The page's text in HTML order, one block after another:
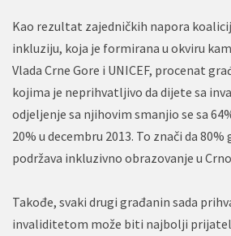
Kao rezultat zajedničkih napora
inkluziju, koja je formirana u okviru
Vlada Crne Gore i UNICEF, procenat
kojima je neprihvatljivo da dijete sa
odjeljenje sa njihovim smanjio se sa
20% u decembru 2013. To znači da 80%
podržava inkluzivno obrazovanje u
Takođe, svaki drugi građanin sada
invaliditetom može biti najbolji